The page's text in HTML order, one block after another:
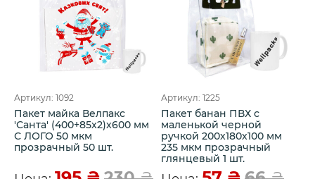
Артикул: 1092
Пакет майка Велпакс
'Санта' (400+85х2)х600 мм
С ЛОГО 50 мкм
прозрачный 50 шт.
Артикул: 1225
Пакет банан ПВХ с
маленькой черной
ручкой 200х180х100 мм
235 мкм прозрачный
глянцевый 1 шт.